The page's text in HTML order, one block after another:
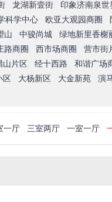
龙湖新壹街 印象济南泉世
科学中心 欧亚大观园商圈
山 中骏尚城 绿地新里香榭
路商圈 西市场商圈 营市街
山片区 经十西路 和谐广场
区 大杨新区 大金新苑 演
一厅 三室两厅 一室一厅